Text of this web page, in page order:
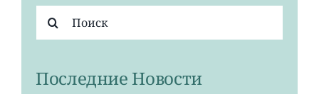
поиска:
Последние Новости